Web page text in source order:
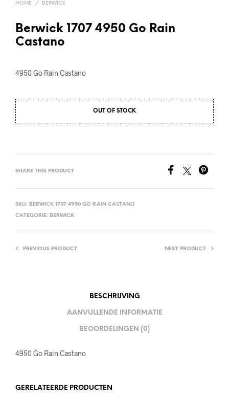
HOME / BERWICK
Berwick 1707 4950 Go Rain
Castano
4950 Go Rain Castano
OUT OF STOCK
SHARE THIS PRODUCT
SKU: BERWICK 1707 4950 GO RAIN CASTANO
CATEGORIE: BERWICK
PREVIOUS PRODUCT NEXT PRODUCT
BESCHRIJVING
AANVULLENDE INFORMATIE
BEOORDELINGEN (0)
4950 Go Rain Castano
GERELATEERDE PRODUCTEN